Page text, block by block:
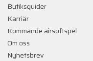
Butiksguider
Karriär
Kommande airsoftspel
Om oss
Nyhetsbrev